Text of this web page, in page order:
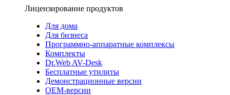
Лицензирование продуктов
Для дома
Для бизнеса
Программно-аппаратные комплексы
Комплекты
Dr.Web AV-Desk
Бесплатные утилиты
Демонстрационные версии
ОЕМ-версии